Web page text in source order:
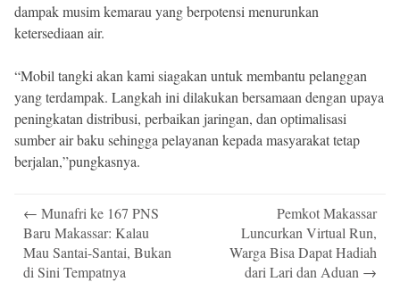
dampak musim kemarau yang berpotensi menurunkan
ketersediaan air.
“Mobil tangki akan kami siagakan untuk membantu pelanggan
yang terdampak. Langkah ini dilakukan bersamaan dengan upaya
peningkatan distribusi, perbaikan jaringan, dan optimalisasi
sumber air baku sehingga pelayanan kepada masyarakat tetap
berjalan,”pungkasnya.
navigation
← Munafri ke 167 PNS
Baru Makassar: Kalau
Mau Santai-Santai, Bukan
di Sini Tempatnya
Pemkot Makassar
Luncurkan Virtual Run,
Warga Bisa Dapat Hadiah
dari Lari dan Aduan →